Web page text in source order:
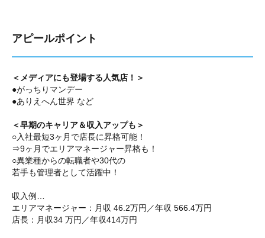
アピールポイント
＜メディアにも登場する人気店！＞
●がっちりマンデー
●ありえへん世界 など
＜早期のキャリア＆収入アップも＞
○入社最短3ヶ月で店長に昇格可能！
⇒9ヶ月でエリアマネージャー昇格も！
○異業種からの転職者や30代の
若手も管理者として活躍中！
収入例…
エリアマネージャー：月収 46.2万円／年収 566.4万円
店長：月収34 万円／年収414万円